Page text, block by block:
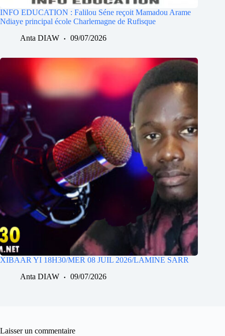
INFO EDUCATION : Falilou Séne reçoit Mamadou Arame
Ndiaye principal école Charlemagne de Rufisque
Anta DIAW
09/07/2026
XIBAAR YI 18H30/MER 08 JUIL 2026/LAMINE SARR
Anta DIAW
09/07/2026
Laisser un commentaire